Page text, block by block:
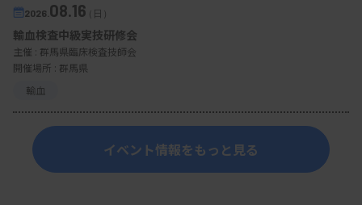
2026. 08.16（日）
輸血検査中級実技研修会
主催 : 群馬県臨床検査技師会
開催場所 : 群馬県
輸血
イベント情報をもっと見る